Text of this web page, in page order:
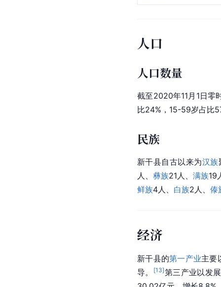
人口
人口数量
截至2020年11月1日零
比24%，15-59岁占比
民族
新干县自古以来为汉族
人、彝族21人、满族19
鲜族4人、 白族2人、 傣
经济
新干县的第一产业主要
导。
[13]第三产业以发